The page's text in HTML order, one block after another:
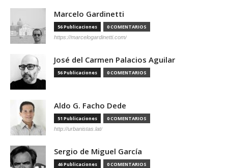
Marcelo Gardinetti
56 Publicaciones 0 COMENTARIOS
https://marcelogardinetti.com/
José del Carmen Palacios Aguilar
56 Publicaciones 0 COMENTARIOS
Aldo G. Facho Dede
51 Publicaciones 0 COMENTARIOS
http://urbanistas.lat/
Sergio de Miguel García
46 Publicaciones 0 COMENTARIOS